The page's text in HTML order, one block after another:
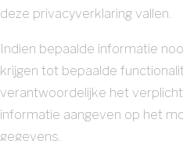
deze privacyverklaring vallen.
Indien bepaalde informatie
krijgen tot bepaalde
verantwoordelijke het
informatie aangeven op het
gegevens.